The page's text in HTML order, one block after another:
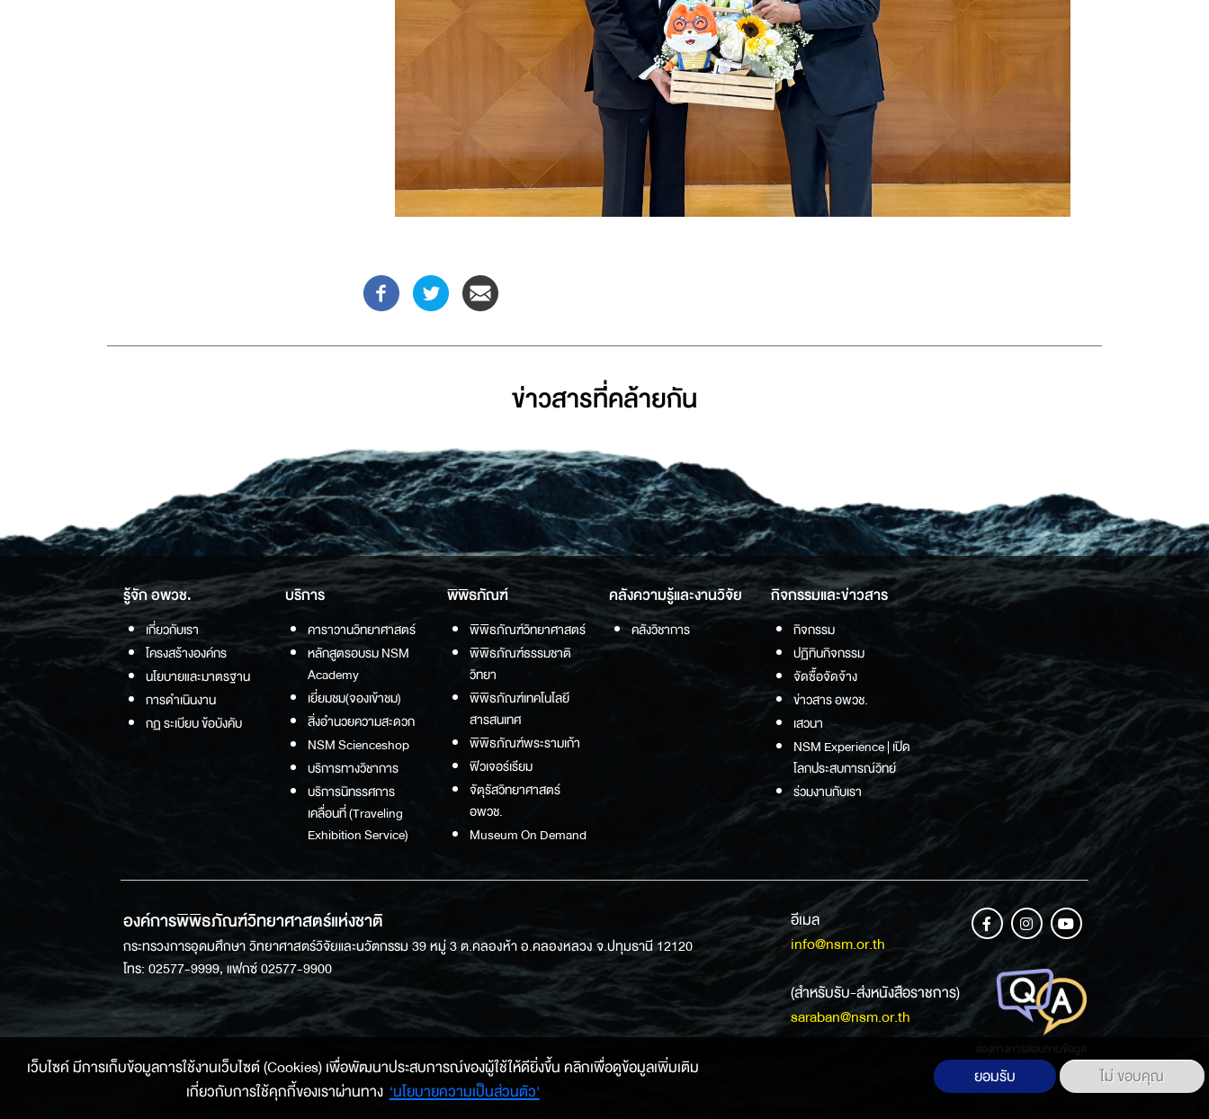
ข่าวสารที่่คล้ายกัน
รู้จัก อพวช.
เกี่ยวกับเรา
โครงสร้างองค์กร
นโยบายและมาตรฐาน
การดำเนินงาน
กฏ ระเบียบ ข้อบังคับ
บริการ
คาราวานวิทยาศาสตร์
หลักสูตรอบรม NSM
Academy
เยี่ยมชม(จองเข้าชม)
สิ่งอำนวยความสะดวก
NSM Scienceshop
บริการทางวิชาการ
บริการนิทรรศการ
เคลื่อนที่ (Traveling
Exhibition Service)
พิพิธภัณฑ์
พิพิธภัณฑ์วิทยาศาสตร์
พิพิธภัณฑ์ธรรมชาติ
วิทยา
พิพิธภัณฑ์เทคโนโลยี
สารสนเทศ
พิพิธภัณฑ์พระรามเก้า
ฟิวเจอร์เรียม
จัตุรัสวิทยาศาสตร์
อพวช.
Museum On Demand
คลังความรู้และงานวิจัย
คลังวิชาการ
กิจกรรมและข่าวสาร
กิจกรรม
ปฏิทินกิจกรรม
จัดซื้อจัดจ้าง
ข่าวสาร อพวช.
เสวนา
NSM Experience | เปิด
โลกประสบการณ์วิทย์
ร่วมงานกับเรา
องค์การพิพิธภัณฑ์วิทยาศาสตร์แห่งชาติ
กระทรวงการอุดมศึกษา วิทยาศาสตร์วิจัยและนวัตกรรม 39 หมู่ 3 ต.คลองห้า อ.คลองหลวง จ.ปทุมธานี 12120
โทร: 02577-9999, แฟกซ์ 02577-9900
อีเมล
info@nsm.or.th
(สำหรับรับ-ส่งหนังสือราชการ)
saraban@nsm.or.th
ช่องทางการสอบถามข้อมูล
เว็บไซค์ มีการเก็บข้อมูลการใช้งานเว็บไซต์ (Cookies) เพื่อพัฒนาประสบการณ์ของผู้ใช้ให้ดียิ่งขึ้น คลิกเพื่อดูข้อมูลเพิ่มเติม
เกี่ยวกับการใช้คุกกี้ของเราผ่านทาง ‘นโยบายความเป็นส่วนตัว'
ยอมรับ ไม่ ขอบคุณ